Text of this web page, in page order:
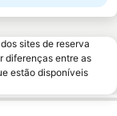
sites de reserva
diferenças entre as
estão disponíveis